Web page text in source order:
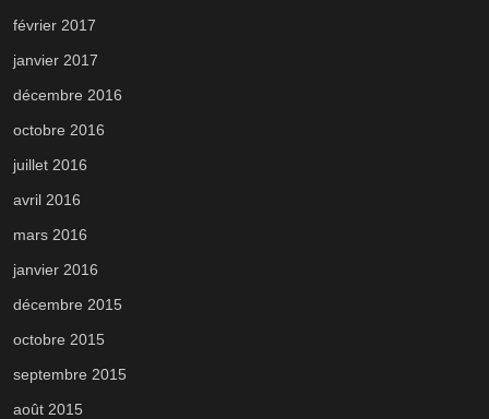
février 2017
janvier 2017
décembre 2016
octobre 2016
juillet 2016
avril 2016
mars 2016
janvier 2016
décembre 2015
octobre 2015
septembre 2015
août 2015